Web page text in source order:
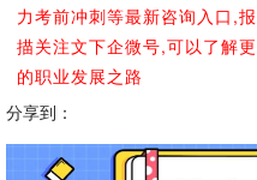
力考前冲刺等最新咨询入口,
描关注文下企微号,可以了解
的职业发展之路
分享到：